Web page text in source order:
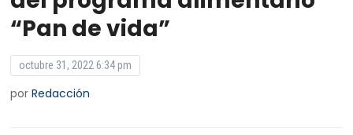
“Pan de vida”
octubre 31, 2022 6:34 pm
porRedacción